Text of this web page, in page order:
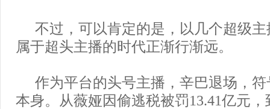
不过，可以肯定的是，以几个超级
属于超头主播的时代正渐行渐远。
作为平台的头号主播，辛巴退场，
本身。从薇娅因偷逃税被罚13.41亿元